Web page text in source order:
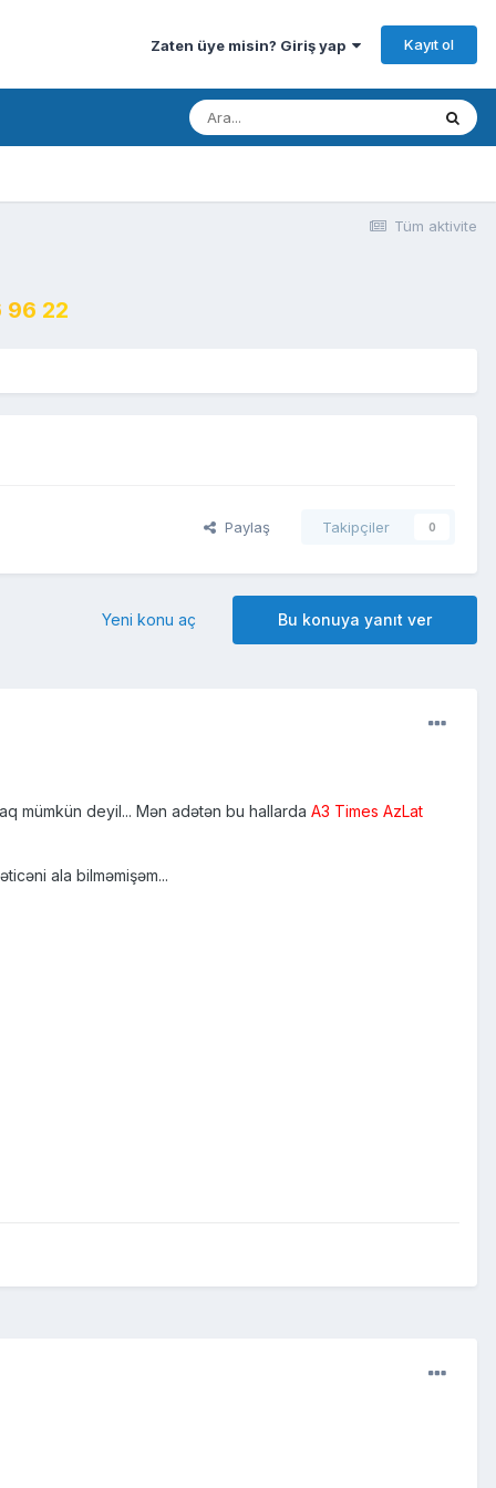
Zaten üye misin? Giriş yap Kayıt ol
Tüm aktivite
96 22
Paylaş Takipçiler 0
Bu konuya yanıt ver
Yeni konu aç
mümkün deyil... Mən adətən bu hallarda A3 Times AzLat
ala bilməmişəm...